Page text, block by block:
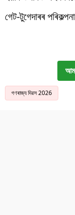
গেট-টুগেদাৰৰ
গণৰাজ্য দিৱস 2026